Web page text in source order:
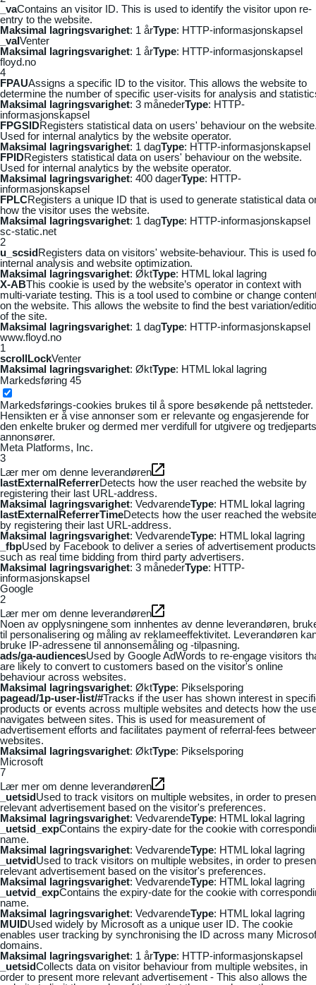
_vaContains an visitor ID. This is used to identify the visitor upon re-
entry to the website.
Maksimal lagringsvarighet: 1 årType: HTTP-informasjonskapsel
_vaIVenter
Maksimal lagringsvarighet: 1 årType: HTTP-informasjonskapsel
floyd.no
4
FPAUAssigns a specific ID to the visitor. This allows the website to
determine the number of specific user-visits for analysis and
Maksimal lagringsvarighet: 3 månederType: HTTP-
informasjonskapsel
FPGSIDRegisters statistical data on users' behaviour on the
Used for internal analytics by the website operator.
Maksimal lagringsvarighet: 1 dagType: HTTP-informasjonskapsel
FPIDRegisters statistical data on users' behaviour on the website.
Used for internal analytics by the website operator.
Maksimal lagringsvarighet: 400 dagerType: HTTP-
informasjonskapsel
FPLCRegisters a unique ID that is used to generate statistical data
how the visitor uses the website.
Maksimal lagringsvarighet: 1 dagType: HTTP-informasjonskapsel
sc-static.net
2
u_scsidRegisters data on visitors' website-behaviour. This is used
internal analysis and website optimization.
Maksimal lagringsvarighet: ØktType: HTML lokal lagring
X-ABThis cookie is used by the website’s operator in context with
multi-variate testing. This is a tool used to combine or change
on the website. This allows the website to find the best variation/
of the site.
Maksimal lagringsvarighet: 1 dagType: HTTP-informasjonskapsel
www.floyd.no
1
scrollLockVenter
Maksimal lagringsvarighet: ØktType: HTML lokal lagring
Markedsføring 45
Markedsførings-cookies brukes til å spore besøkende på nettsteder.
Hensikten er å vise annonser som er relevante og engasjerende for
den enkelte bruker og dermed mer verdifull for utgivere og tredjeparts
annonsører.
Meta Platforms, Inc.
3
Lær mer om denne leverandøren
lastExternalReferrerDetects how the user reached the website by
registering their last URL-address.
Maksimal lagringsvarighet: VedvarendeType: HTML lokal lagring
lastExternalReferrerTimeDetects how the user reached the website
by registering their last URL-address.
Maksimal lagringsvarighet: VedvarendeType: HTML lokal lagring
_fbpUsed by Facebook to deliver a series of advertisement products
such as real time bidding from third party advertisers.
Maksimal lagringsvarighet: 3 månederType: HTTP-
informasjonskapsel
Google
2
Lær mer om denne leverandøren
Noen av opplysningene som innhentes av denne leverandøren,
til personalisering og måling av reklameeffektivitet. Leverandøren
bruke IP-adressene til annonsemåling og -tilpasning.
ads/ga-audiencesUsed by Google AdWords to re-engage visitors
are likely to convert to customers based on the visitor's online
behaviour across websites.
Maksimal lagringsvarighet: ØktType: Pikselsporing
pagead/1p-user-list/#Tracks if the user has shown interest in
products or events across multiple websites and detects how the
navigates between sites. This is used for measurement of
advertisement efforts and facilitates payment of referral-fees
websites.
Maksimal lagringsvarighet: ØktType: Pikselsporing
Microsoft
7
Lær mer om denne leverandøren
_uetsidUsed to track visitors on multiple websites, in order to
relevant advertisement based on the visitor's preferences.
Maksimal lagringsvarighet: VedvarendeType: HTML lokal lagring
_uetsid_expContains the expiry-date for the cookie with
name.
Maksimal lagringsvarighet: VedvarendeType: HTML lokal lagring
_uetvidUsed to track visitors on multiple websites, in order to
relevant advertisement based on the visitor's preferences.
Maksimal lagringsvarighet: VedvarendeType: HTML lokal lagring
_uetvid_expContains the expiry-date for the cookie with
name.
Maksimal lagringsvarighet: VedvarendeType: HTML lokal lagring
MUIDUsed widely by Microsoft as a unique user ID. The cookie
enables user tracking by synchronising the ID across many
domains.
Maksimal lagringsvarighet: 1 årType: HTTP-informasjonskapsel
_uetsidCollects data on visitor behaviour from multiple websites, in
order to present more relevant advertisement - This also allows the